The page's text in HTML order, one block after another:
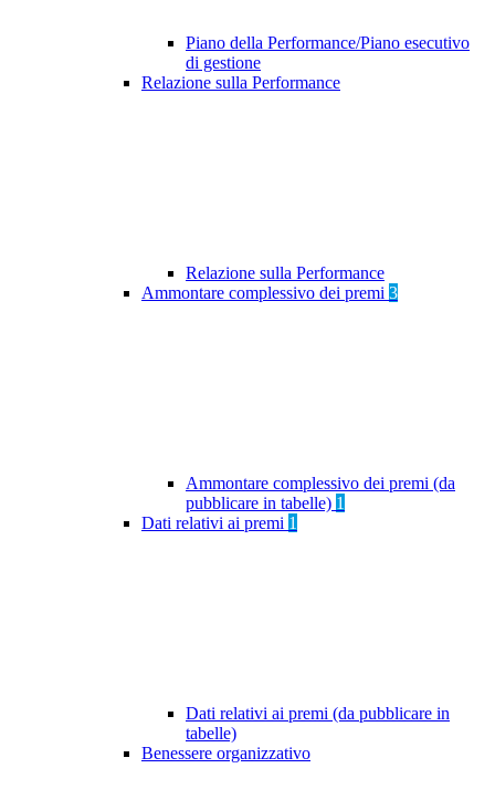
Piano della Performance/Piano esecutivo
di gestione
Relazione sulla Performance
Relazione sulla Performance
Ammontare complessivo dei premi 3
Ammontare complessivo dei premi (da
pubblicare in tabelle) 1
Dati relativi ai premi 1
Dati relativi ai premi (da pubblicare in
tabelle)
Benessere organizzativo